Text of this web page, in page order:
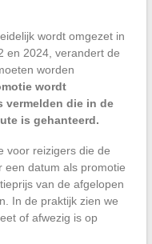
wordt omgezet in
en 2024, verandert de
worden
wordt
vermelden die in de
is gehanteerd.
voor reizigers die de
een datum als promotie
van de afgelopen
In de praktijk zien we
of afwezig is op